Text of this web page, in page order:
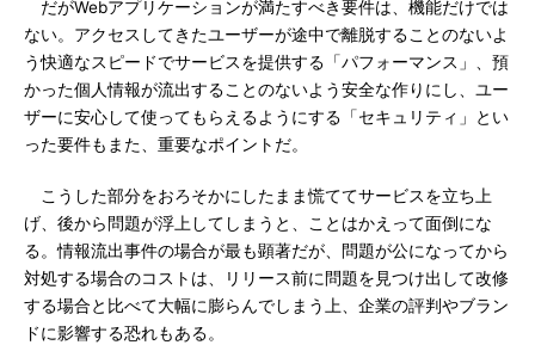
だがWebアプリケーションが満たすべき要件は、機能だけでは
ない。アクセスしてきたユーザーが途中で離脱することのないよ
う快適なスピードでサービスを提供する「パフォーマンス」、預
かった個人情報が流出することのないよう安全な作りにし、ユー
ザーに安心して使ってもらえるようにする「セキュリティ」とい
った要件もまた、重要なポイントだ。
こうした部分をおろそかにしたまま慌ててサービスを立ち上
げ、後から問題が浮上してしまうと、ことはかえって面倒にな
る。情報流出事件の場合が最も顕著だが、問題が公になってから
対処する場合のコストは、リリース前に問題を見つけ出して改修
する場合と比べて大幅に膨らんでしまう上、企業の評判やブラン
ドに影響する恐れもある。